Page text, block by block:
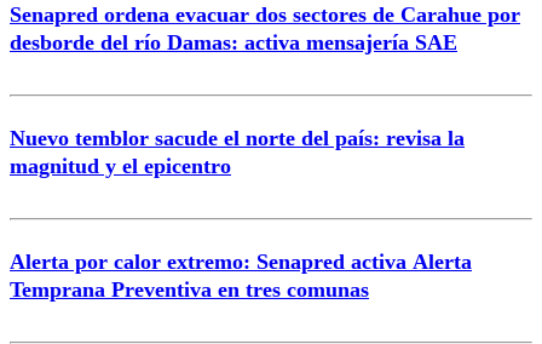
Correo
Senapred ordena evacuar dos sectores de Carahue por
desborde del río Damas: activa mensajería SAE
Nuevo temblor sacude el norte del país: revisa la
magnitud y el epicentro
Alerta por calor extremo: Senapred activa Alerta
Temprana Preventiva en tres comunas